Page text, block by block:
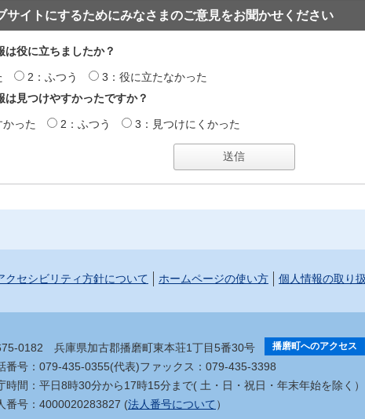
サイトにするためにみなさまのご意見をお聞かせください
は役に立ちましたか？
2：ふつう
3：役に立たなかった
は見つけやすかったですか？
った 2：ふつう 3：見つけにくかった
クセシビリティ方針について ホームページの使い方 個人情報の取り
0182 兵庫県加古郡播磨町東本荘1丁目5番30号 播磨町へのアクセス
番号：079-435-0355(代表)ファックス：079-435-3398
時間：平日8時30分から17時15分まで( 土・日・祝日・年末年始を除く）
番号：4000020283827 (法人番号について ）